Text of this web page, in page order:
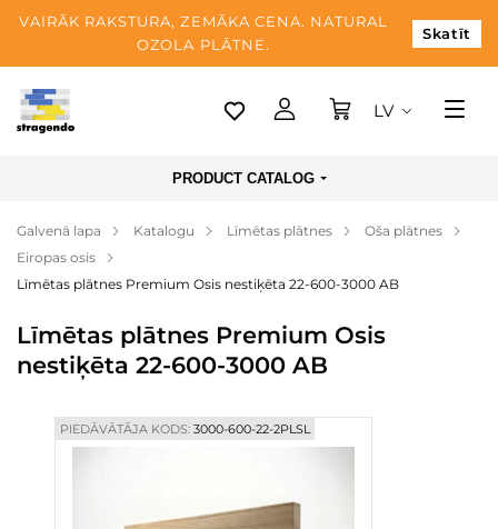
VAIRĀK RAKSTURA, ZEMĀKA CENA. NATURAL
OZOLA PLĀTNE.
Skatīt
Tallina
Apmaksa
Par mums
Blogs
Kontaktinformācija
LV
PRODUCT CATALOG
Galvenā lapa Katalogu Līmētas plātnes
Oša plātnes
Eiropas osis
Līmētas plātnes Premium Osis nestiķēta 22-600-3000 AB
Līmētas plātnes Premium Osis
nestiķēta 22-600-3000 AB
PIEDĀVĀTĀJA KODS:3000-600-22-2PLSL